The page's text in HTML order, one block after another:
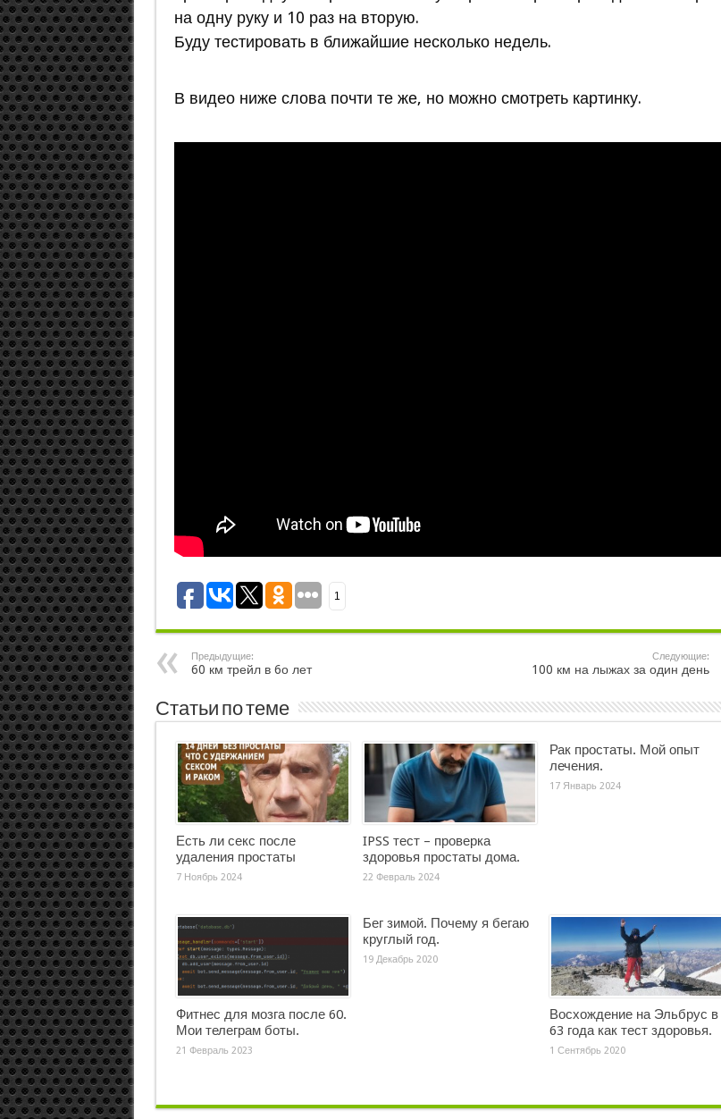
на одну руку и 10 раз на вторую.
Буду тестировать в ближайшие несколько недель.
В видео ниже слова почти те же, но можно смотреть картинку.
1
Предыдущие:
60 км трейл в 6о лет
Следующие:
100 км на лыжах за один день
Статьи по теме
Есть ли секс после
удаления простаты
7 Ноябрь 2024
IPSS тест – проверка
здоровья простаты дома.
22 Февраль 2024
Рак простаты. Мой опыт
лечения.
17 Январь 2024
Фитнес для мозга после 60.
Мои телеграм боты.
21 Февраль 2023
Бег зимой. Почему я бегаю
круглый год.
19 Декабрь 2020
Восхождение на Эльбрус в
63 года как тест здоровья.
1 Сентябрь 2020